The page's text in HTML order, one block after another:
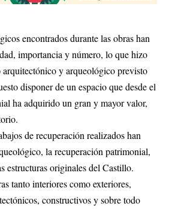
encontrados durante las obras han
importancia y número, lo que hizo
arquitectónico y arqueológico previsto
disponer de un espacio que desde el
ha adquirido un gran y mayor valor,
de recuperación realizados han
la recuperación patrimonial,
estructuras originales del Castillo.
tanto interiores como exteriores,
constructivos y sobre todo